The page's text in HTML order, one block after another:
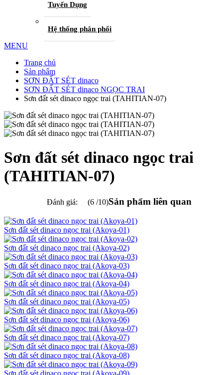
Tuyển Dụng
Hệ thống phân phối
MENU
Trang chủ
Sản phẩm
SƠN ĐẤT SÉT dinaco
SƠN ĐẤT SÉT dinaco NGỌC TRAI
Sơn đất sét dinaco ngọc trai (TAHITIAN-07)
Sơn đất sét dinaco ngọc trai
(TAHITIAN-07)
Đánh giá: (6 /10)Sản phẩm liên quan
Sơn đất sét dinaco ngọc trai (Akoya-01)
Sơn đất sét dinaco ngọc trai (Akoya-02)
Sơn đất sét dinaco ngọc trai (Akoya-03)
Sơn đất sét dinaco ngọc trai (Akoya-04)
Sơn đất sét dinaco ngọc trai (Akoya-05)
Sơn đất sét dinaco ngọc trai (Akoya-06)
Sơn đất sét dinaco ngọc trai (Akoya-07)
Sơn đất sét dinaco ngọc trai (Akoya-08)
Sơn đất sét dinaco ngọc trai (Akoya-09)